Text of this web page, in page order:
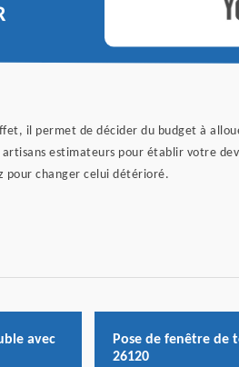
il permet de décider du budget à
estimateurs pour établir votre
pour changer celui détérioré.
avec
Pose de fenêtre de
26120